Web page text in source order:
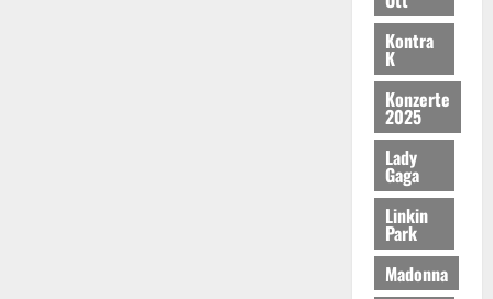
Kontra
K
Konzerte
2025
Lady
Gaga
Linkin
Park
Madonna